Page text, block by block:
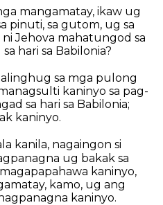
mangamatay, ikaw ug
pinuti, sa gutom, ug sa
Jehova mahatungod sa
hari sa Babilonia?
sa mga pulong
kaninyo sa pag-
sa hari sa Babilonia;
kaninyo.
kanila, nagaingon si
ug bakak sa
kaninyo,
kamo, ug ang
kaninyo.